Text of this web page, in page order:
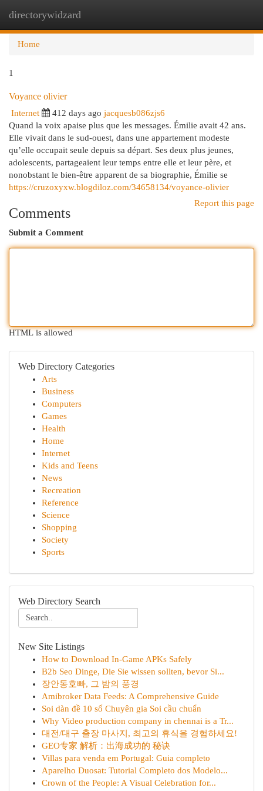
directorywidzard
Home
1
Voyance olivier
Internet 412 days ago jacquesb086zjs6
Quand la voix apaise plus que les messages. Émilie avait 42 ans.
Elle vivait dans le sud-ouest, dans une appartement modeste
qu’elle occupait seule depuis sa départ. Ses deux plus jeunes,
adolescents, partageaient leur temps entre elle et leur père, et
nonobstant le bien-être apparent de sa biographie, Émilie se
https://cruzoxyxw.blogdiloz.com/34658134/voyance-olivier
Report this page
Comments
Submit a Comment
HTML is allowed
Web Directory Categories
Arts
Business
Computers
Games
Health
Home
Internet
Kids and Teens
News
Recreation
Reference
Science
Shopping
Society
Sports
Web Directory Search
New Site Listings
How to Download In-Game APKs Safely
B2b Seo Dinge, Die Sie wissen sollten, bevor Si...
장안동호빠, 그 밤의 풍경
Amibroker Data Feeds: A Comprehensive Guide
Soi dàn đề 10 số Chuyên gia Soi cầu chuẩn
Why Video production company in chennai is a Tr...
대전/대구 출장 마사지, 최고의 휴식을 경험하세요!
GEO专家 解析：出海成功的 秘诀
Villas para venda em Portugal: Guia completo
Aparelho Duosat: Tutorial Completo dos Modelo...
Crown of the People: A Visual Celebration for...